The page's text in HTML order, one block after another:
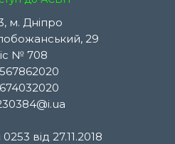
м. Дніпро
29
№ 708
від 27.11.2018